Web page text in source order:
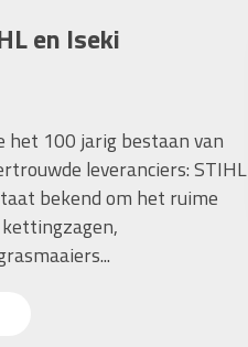
en Iseki
het 100 jarig bestaan van
leveranciers: STIHL
bekend om het ruime